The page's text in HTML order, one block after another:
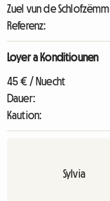
Zuel vun de
Referenz:
Loyer a Konditiounen
45 € / Nuecht
Dauer:
Kaution:
Sylvia